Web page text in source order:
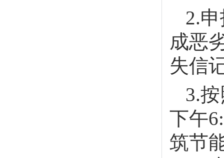
2.
成恶
失信
3.
下午
筑节